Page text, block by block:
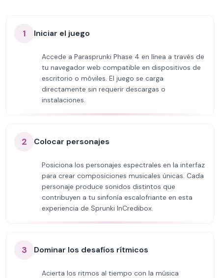
1 Iniciar el juego
Accede a Parasprunki Phase 4 en línea a través de
tu navegador web compatible en dispositivos de
escritorio o móviles. El juego se carga
directamente sin requerir descargas o
instalaciones.
2 Colocar personajes
Posiciona los personajes espectrales en la interfaz
para crear composiciones musicales únicas. Cada
personaje produce sonidos distintos que
contribuyen a tu sinfonía escalofriante en esta
experiencia de Sprunki InCredibox.
3 Dominar los desafíos rítmicos
Acierta los ritmos al tiempo con la música